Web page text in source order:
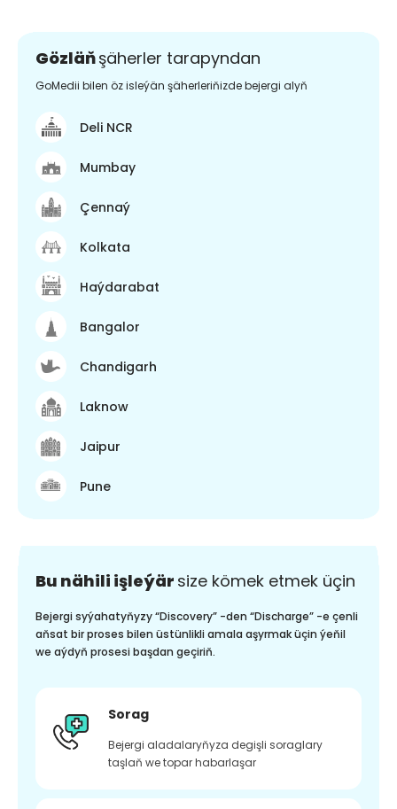
Gözläňşäherler tarapyndan
GoMedii bilen öz isleýän şäherleriňizde bejergi alyň
Deli NCR
Mumbay
Çennaý
Kolkata
Haýdarabat
Bangalor
Chandigarh
Laknow
Jaipur
Pune
Bu nähili işleýär size kömek etmek üçin
Bejergi syýahatyňyzy “Discovery” -den “Discharge” -e çenli
aňsat bir proses bilen üstünlikli amala aşyrmak üçin ýeňil
we aýdyň prosesi başdan geçiriň.
Sorag
Bejergi aladalaryňyza degişli soraglary
taşlaň we topar habarlaşar